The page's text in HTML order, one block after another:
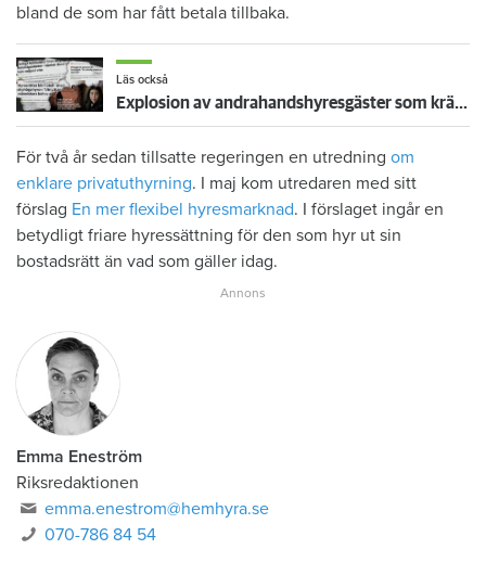
bland de som har fått betala tillbaka.
Läs också
Explosion av andrahandshyresgäster som kräver överhyror tillbaka – regeringen vill ha lagändring
För två år sedan tillsatte regeringen en utredning om
enklare privatuthyrning. I maj kom utredaren med sitt
förslag En mer flexibel hyresmarknad. I förslaget ingår en
betydligt friare hyressättning för den som hyr ut sin
bostadsrätt än vad som gäller idag.
Emma Eneström
Riksredaktionen
emma.enestrom@hemhyra.se
070-786 84 54